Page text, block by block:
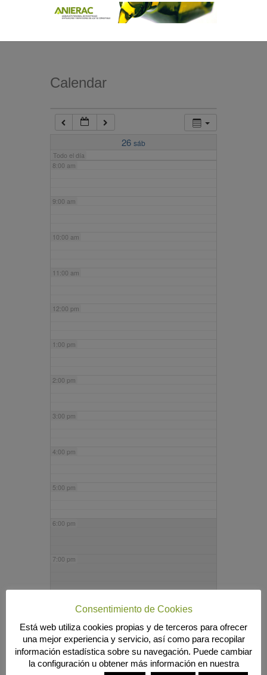
Calendar
26 sáb
Todo el día
7:00 am
8:00 am
9:00 am
10:00 am
11:00 am
12:00 pm
1:00 pm
2:00 pm
3:00 pm
4:00 pm
5:00 pm
6:00 pm
7:00 pm
9:00 pm
10:00 pm
Consentimiento de Cookies
Está web utiliza cookies propias y de terceros para ofrecer
una mejor experiencia y servicio, así como para recopilar
información estadística sobre su navegación. Puede cambiar
la configuración u obtener más información en nuestra